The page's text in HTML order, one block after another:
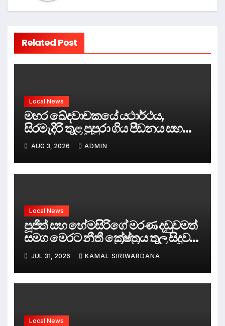
Related Post
Local News
මහර ඛේදවාචකයේ යථාර්ථය,
සිරමැදිරි තුළ පුපුරා ගිය පීඩනය සහ
පලිගැනීමේ දේශපාලනය
AUG 3, 2026 ADMIN
Local News
පූජිත් සහ හේමසිරිගේ මරණ දඩුවමත්
සමග මෙරට නීතී ක්‍රේෂ්ත්‍රය තුල සිදුව
ඇත්තේ කුමක්ද ?
JUL 31, 2026 KAMAL SIRIWARDANA
Local News